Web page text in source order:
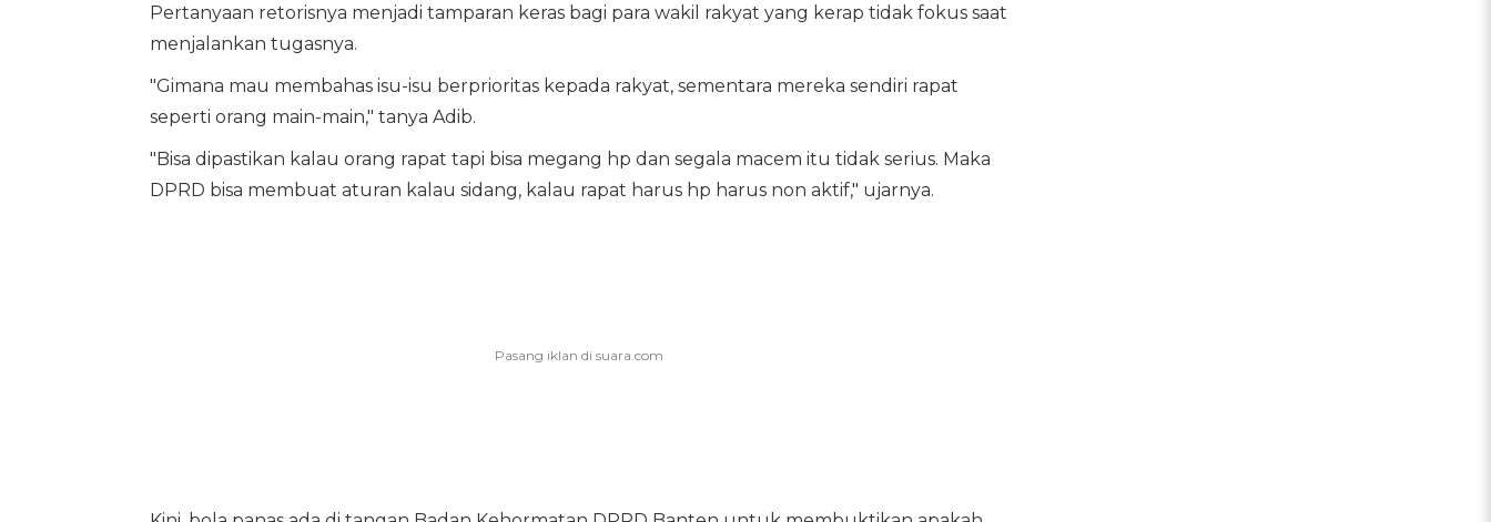
Pertanyaan retorisnya menjadi tamparan keras bagi para wakil rakyat yang kerap tidak fokus saat
menjalankan tugasnya.
"Gimana mau membahas isu-isu berprioritas kepada rakyat, sementara mereka sendiri rapat
seperti orang main-main," tanya Adib.
"Bisa dipastikan kalau orang rapat tapi bisa megang hp dan segala macem itu tidak serius. Maka
DPRD bisa membuat aturan kalau sidang, kalau rapat harus hp harus non aktif," ujarnya.